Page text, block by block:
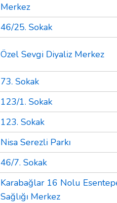
Merkez
46/25. Sokak
Özel Sevgi Diyaliz Merkez
73. Sokak
123/1. Sokak
123. Sokak
Nisa Serezli Parkı
46/7. Sokak
Karabağlar 16 Nolu
Sağlığı Merkez